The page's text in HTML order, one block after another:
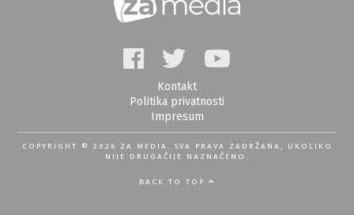
Kontakt
Politika privatnosti
Impresum
COPYRIGHT © 2026 ZA MEDIA. SVA PRAVA ZADRŽANA, UKOLIKO
NIJE DRUGAČIJE NAZNAČENO.
BACK TO TOP